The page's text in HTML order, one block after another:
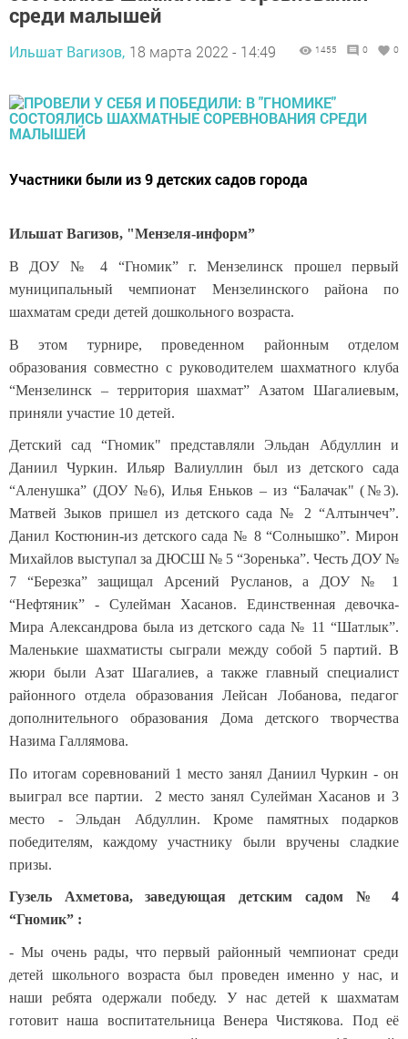
среди малышей
Ильшат Вагизов, 18 марта 2022 - 14:49 1455 0 0
Участники были из 9 детских садов города
Ильшат Вагизов, "Мензеля-информ”
В ДОУ № 4 “Гномик” г. Мензелинск прошел первый
муниципальный чемпионат Мензелинского района по
шахматам среди детей дошкольного возраста.
В этом турнире, проведенном районным отделом
образования совместно с руководителем шахматного клуба
“Мензелинск – территория шахмат” Азатом Шагалиевым,
приняли участие 10 детей.
Детский сад “Гномик" представляли Эльдан Абдуллин и
Даниил Чуркин. Ильяр Валиуллин был из детского сада
“Аленушка” (ДОУ №6), Илья Еньков – из “Балачак" (№3).
Матвей Зыков пришел из детского сада № 2 “Алтынчеч”.
Данил Костюнин-из детского сада № 8 “Солнышко”. Мирон
Михайлов выступал за ДЮСШ № 5 “Зоренька”. Честь ДОУ №
7 “Березка” защищал Арсений Русланов, а ДОУ № 1
“Нефтяник” - Сулейман Хасанов. Единственная девочка-
Мира Александрова была из детского сада № 11 “Шатлык”.
Маленькие шахматисты сыграли между собой 5 партий. В
жюри были Азат Шагалиев, а также главный специалист
районного отдела образования Лейсан Лобанова, педагог
дополнительного образования Дома детского творчества
Назима Галлямова.
По итогам соревнований 1 место занял Даниил Чуркин - он
выиграл все партии. 2 место занял Сулейман Хасанов и 3
место - Эльдан Абдуллин. Кроме памятных подарков
победителям, каждому участнику были вручены сладкие
призы.
Гузель Ахметова, заведующая детским садом № 4
“Гномик” :
- Мы очень рады, что первый районный чемпионат среди
детей школьного возраста был проведен именно у нас, и
наши ребята одержали победу. У нас детей к шахматам
готовит наша воспитательница Венера Чистякова. Под её